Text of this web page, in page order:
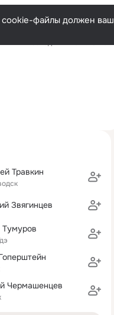
cookie-файлы должен ваш
Травкин
Звягинцев
Тумуров
Чермашенцев